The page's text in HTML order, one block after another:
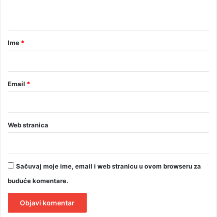
r
Ime *
Email *
Web stranica
Sačuvaj moje ime, email i web stranicu u ovom browseru za
buduće komentare.